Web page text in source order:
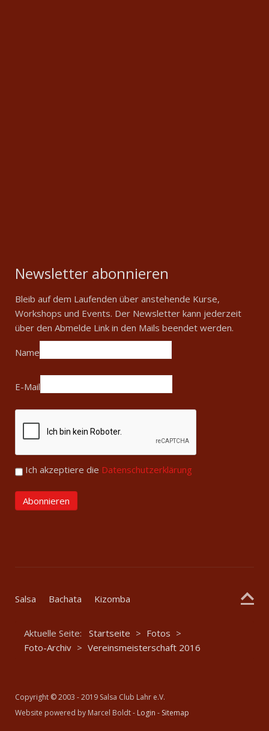
Newsletter abonnieren
Bleib auf dem Laufenden über anstehende Kurse,
Workshops und Events. Der Newsletter kann jederzeit
über den Abmelde Link in den Mails beendet werden.
Name
E-Mail
Ich akzeptiere die Datenschutzerklärung
Salsa Bachata Kizomba
Aktuelle Seite: Startseite > Fotos >
Foto-Archiv > Vereinsmeisterschaft 2016
Copyright ©2003 - 2019 Salsa Club Lahr e.V.
Website powered by Marcel Boldt - Login - Sitemap